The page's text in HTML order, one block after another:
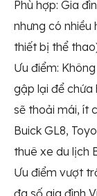
Phù hợp: Gia
nhưng có nhiều
thiết bị thể
Ưu điểm:
gập lại để chứa
sẽ thoải mái, ít
Buick GL8,
thuê xe du lịch
Ưu điểm vượt
đa số gia đình